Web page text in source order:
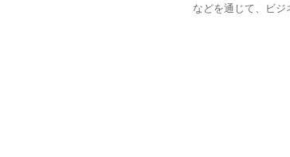
などを通じて、ビジ